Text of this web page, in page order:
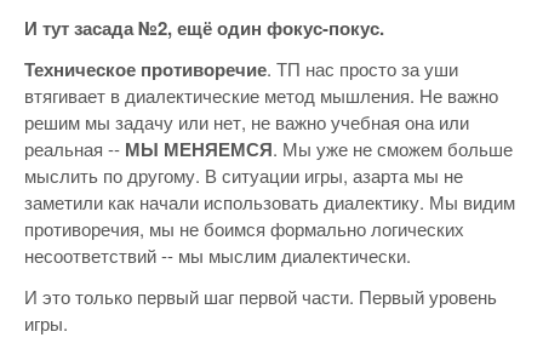
И тут засада №2, ещё один фокус-покус.
Техническое противоречие. ТП нас просто за уши
втягивает в диалектические метод мышления. Не важно
решим мы задачу или нет, не важно учебная она или
реальная -- МЫ МЕНЯЕМСЯ. Мы уже не сможем больше
мыслить по другому. В ситуации игры, азарта мы не
заметили как начали использовать диалектику. Мы видим
противоречия, мы не боимся формально логических
несоответствий -- мы мыслим диалектически.
И это только первый шаг первой части. Первый уровень
игры.